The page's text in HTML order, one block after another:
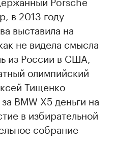
в 2013 году
выставила на
не видела смысла
из России в США,
олимпийский
Тищенко
BMW X5 деньги на
в избирательной
собрание